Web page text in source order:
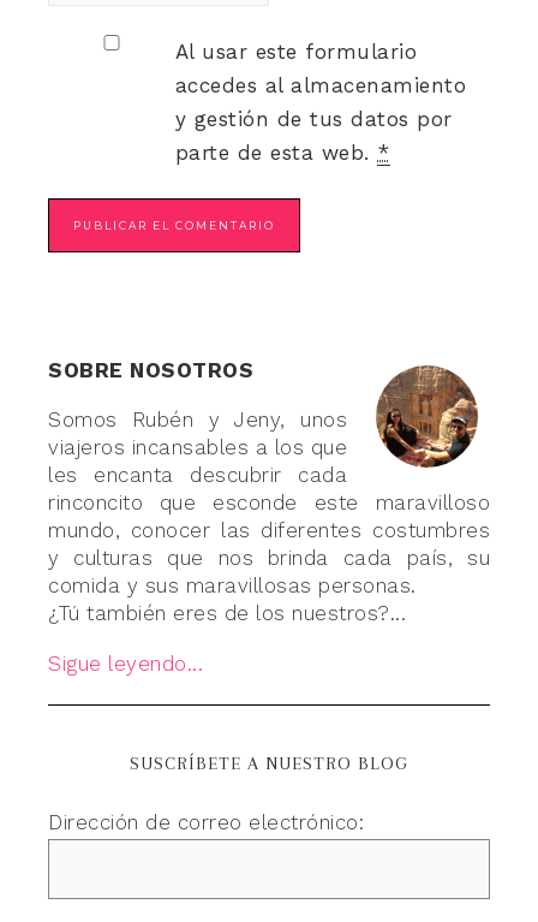
Al usar este formulario
accedes al almacenamiento
y gestión de tus datos por
parte de esta web. *
SOBRE NOSOTROS
Somos Rubén y Jeny, unos
viajeros incansables a los que
les encanta descubrir cada
rinconcito que esconde este maravilloso
mundo, conocer las diferentes costumbres
y culturas que nos brinda cada país, su
comida y sus maravillosas personas.
¿Tú también eres de los nuestros?...
Sigue leyendo...
SUSCRÍBETE A NUESTRO BLOG
Dirección de correo electrónico: